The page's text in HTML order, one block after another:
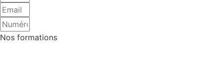
Nos formations